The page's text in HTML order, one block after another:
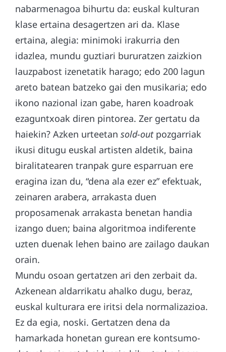
nabarmenagoa bihurtu da: euskal kulturan
klase ertaina desagertzen ari da. Klase
ertaina, alegia: minimoki irakurria den
idazlea, mundu guztiari bururatzen zaizkion
lauzpabost izenetatik harago; edo 200 lagun
areto batean batzeko gai den musikaria; edo
ikono nazional izan gabe, haren koadroak
ezaguntxoak diren pintorea. Zer gertatu da
haiekin? Azken urteetan sold-outpozgarriak
ikusi ditugu euskal artisten aldetik, baina
biralitatearen tranpak gure esparruan ere
eragina izan du, “dena ala ezer ez” efektuak,
zeinaren arabera, arrakasta duen
proposamenak arrakasta benetan handia
izango duen; baina algoritmoa indiferente
uzten duenak lehen baino are zailago daukan
orain.
Mundu osoan gertatzen ari den zerbait da.
Azkenean aldarrikatu ahalko dugu, beraz,
euskal kulturara ere iritsi dela normalizazioa.
Ez da egia, noski. Gertatzen dena da
hamarkada honetan gurean ere kontsumo-